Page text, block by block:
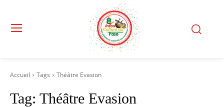
Accueil Tags Théâtre Evasion
Tag: Théâtre Evasion